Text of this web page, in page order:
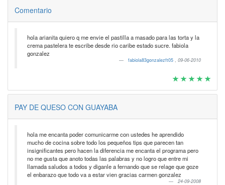
Comentario
hola arianita quiero q me envie el pastilla a masado para las torta y la
crema pastelera te escribe desde rio caribe estado sucre. fabiola
gonzalez
fabiola83gonzalezft05 , 09-06-2010
PAY DE QUESO CON GUAYABA
hola me encanta poder comunicarme con ustedes he aprendido
mucho de cocina sobre todo los pequeños tips que parecen tan
insignificantes pero hacen la diferencia me encanta el programa pero
no me gusta que anoto todas las palabras y no logro que entre mi
llamada saludos a todos y diganle a fernando que se relage que goze
el enbarazo que todo va a estar vien gracias carmen gonzalez
24-09-2008